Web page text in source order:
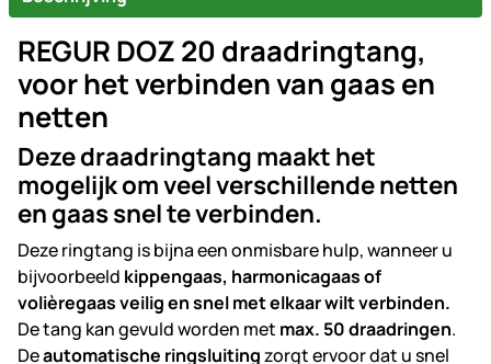
REGUR DOZ 20 draadringtang,
voor het verbinden van gaas en
netten
Deze draadringtang maakt het
mogelijk om veel verschillende netten
en gaas snel te verbinden.
Deze ringtang is bijna een onmisbare hulp, wanneer u
bijvoorbeeld kippengaas, harmonicagaas of
volièregaas veilig en snel met elkaar wilt verbinden.
De tang kan gevuld worden met max. 50 draadringen.
Deautomatische ringsluitingzorgt ervoor dat u snel